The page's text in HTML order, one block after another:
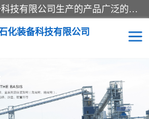
江苏国胜石化装备科技有限公司生产的产品广泛的应用于石油、石化等行业中，产品种类齐全，其中包括装卸鹤管、汽车鹤管、火车鹤管、装车鹤管、卸车鹤管、上装鹤管、下装鹤管、lng鹤管、发油鹤管、液氨鹤管、液化气鹤管等，我们生产的产品质量上乘，价格实惠，服务好，买鹤管就到国胜石化装备！
化装备科技有限公司
鹤管活动梯